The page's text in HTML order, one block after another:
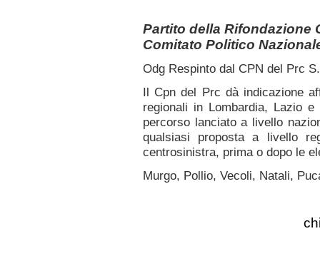
Partito della Rifondazione
Comitato Politico
Odg Respinto dal CPN del Prc
Il Cpn del Prc dà indicazione
regionali in Lombardia, Lazio
percorso lanciato a livello
qualsiasi proposta a livello
centrosinistra, prima o dopo le
Murgo, Pollio, Vecoli, Natali,